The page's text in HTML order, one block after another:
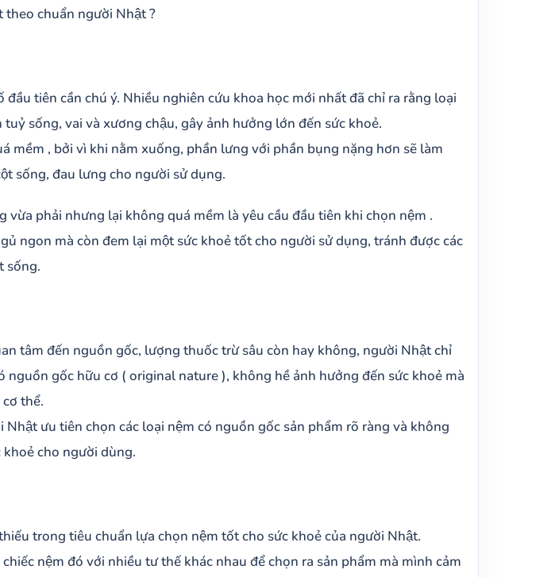
chuẩn người Nhật ?
tiên cần chú ý. Nhiều nghiên cứu khoa học mới nhất đã chỉ ra rằng loại
sống, vai và xương chậu, gây ảnh hưởng lớn đến sức khoẻ.
mềm , bởi vì khi nằm xuống, phần lưng với phần bụng nặng hơn sẽ làm
sống, đau lưng cho người sử dụng.
vừa phải nhưng lại không quá mềm là yêu cầu đầu tiên khi chọn nệm .
ngon mà còn đem lại một sức khoẻ tốt cho người sử dụng, tránh được các
sống.
tâm đến nguồn gốc, lượng thuốc trừ sâu còn hay không, người Nhật chỉ
nguồn gốc hữu cơ ( original nature ), không hề ảnh hưởng đến sức khoẻ mà
thể.
ưu tiên chọn các loại nệm có nguồn gốc sản phẩm rõ ràng và không
cho người dùng.
trong tiêu chuẩn lựa chọn nệm tốt cho sức khoẻ của người Nhật.
nệm đó với nhiều tư thế khác nhau để chọn ra sản phẩm mà mình cảm